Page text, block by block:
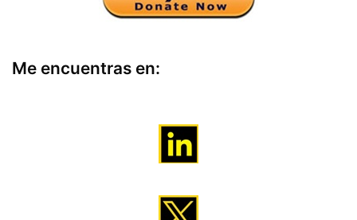
Me encuentras en: